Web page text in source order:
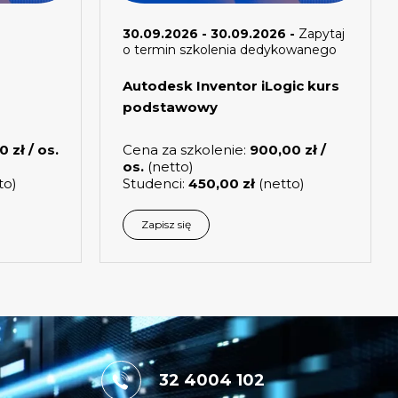
zł/ os.
30.09.2026 - 30.09.2026 - Zapytaj
o termin szkolenia dedykowanego
Autodesk Inventor iLogic kurs
podstawowy
Cena za szkolenie: 900,00 zł/
os. (netto)
Studenci: 450,00 zł (netto)
Zapisz się
32 4004 102